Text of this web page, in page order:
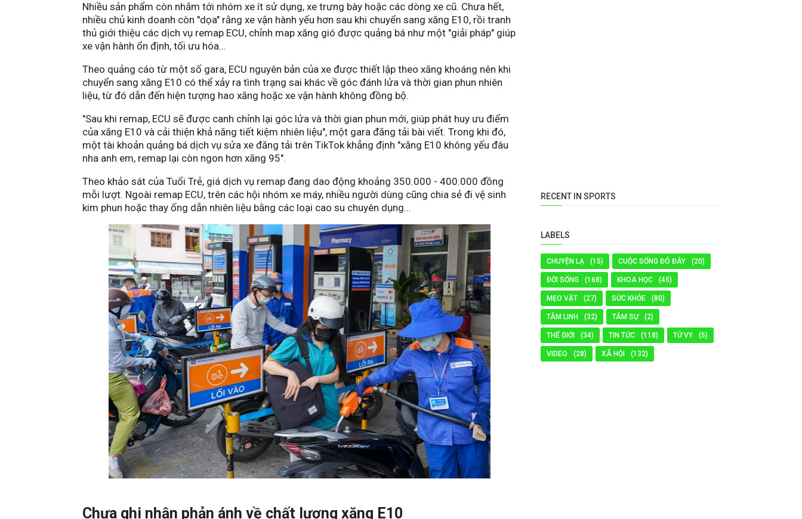
Nhiều sản phẩm còn nhắm tới nhóm xe ít sử dụng, xe trưng bày hoặc các dòng xe cũ. Chưa hết,
nhiều chủ kinh doanh còn "dọa" rằng xe vận hành yếu hơn sau khi chuyển sang xăng E10, rồi tranh
thủ giới thiệu các dịch vụ remap ECU, chỉnh map xăng gió được quảng bá như một "giải pháp" giúp
xe vận hành ổn định, tối ưu hóa...
Theo quảng cáo từ một số gara, ECU nguyên bản của xe được thiết lập theo xăng khoáng nên khi
chuyển sang xăng E10 có thể xảy ra tình trạng sai khác về góc đánh lửa và thời gian phun nhiên
liệu, từ đó dẫn đến hiện tượng hao xăng hoặc xe vận hành không đồng bộ.
"Sau khi remap, ECU sẽ được canh chỉnh lại góc lửa và thời gian phun mới, giúp phát huy ưu điểm
của xăng E10 và cải thiện khả năng tiết kiệm nhiên liệu", một gara đăng tải bài viết. Trong khi đó,
một tài khoản quảng bá dịch vụ sửa xe đăng tải trên TikTok khẳng định "xăng E10 không yếu đâu
nha anh em, remap lại còn ngon hơn xăng 95".
Theo khảo sát của Tuổi Trẻ, giá dịch vụ remap đang dao động khoảng 350.000 - 400.000 đồng
mỗi lượt. Ngoài remap ECU, trên các hội nhóm xe máy, nhiều người dùng cũng chia sẻ đi vệ sinh
kim phun hoặc thay ống dẫn nhiên liệu bằng các loại cao su chuyên dụng...
Chưa ghi nhận phản ánh về chất lượng xăng E10
RECENT IN SPORTS
LABELS
CHUYỆN LẠ (15) CUỘC SỐNG ĐÓ ĐÂY (20)
ĐỜI SỐNG (168) KHOA HỌC (45)
MẸO VẶT (27) SỨC KHỎE (80)
TÂM LINH (32) TÂM SỰ (2)
THẾ GIỚI (34) TIN TỨC (118) TỬ VY (5)
VIDEO (28) XÃ HỘI (132)